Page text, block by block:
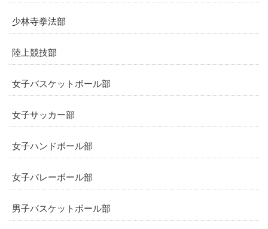
少林寺拳法部
陸上競技部
女子バスケットボール部
女子サッカー部
女子ハンドボール部
女子バレーボール部
男子バスケットボール部